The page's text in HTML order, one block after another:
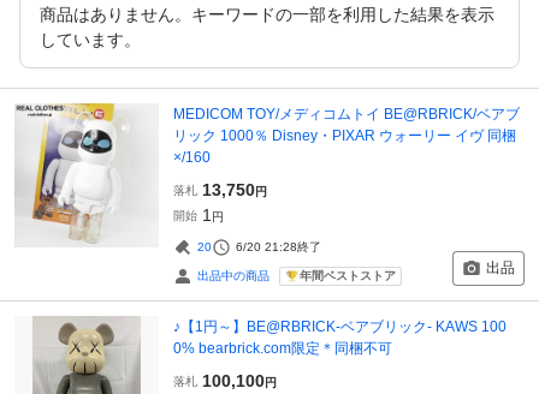
商品はありません。キーワードの一部を利用した結果を表示
しています。
MEDICOM TOY/メディコムトイ BE@RBRICK/ベアブ
リック 1000％ Disney・PIXAR ウォーリー イヴ 同梱
×/160
落札 13,750円
開始 1 円
20 6/20 21:28終了
出品中の商品 年間ベストストア 出品
♪【1円～】BE@RBRICK-ベアブリック- KAWS 100
0% bearbrick.com限定＊同梱不可
落札 100,100円